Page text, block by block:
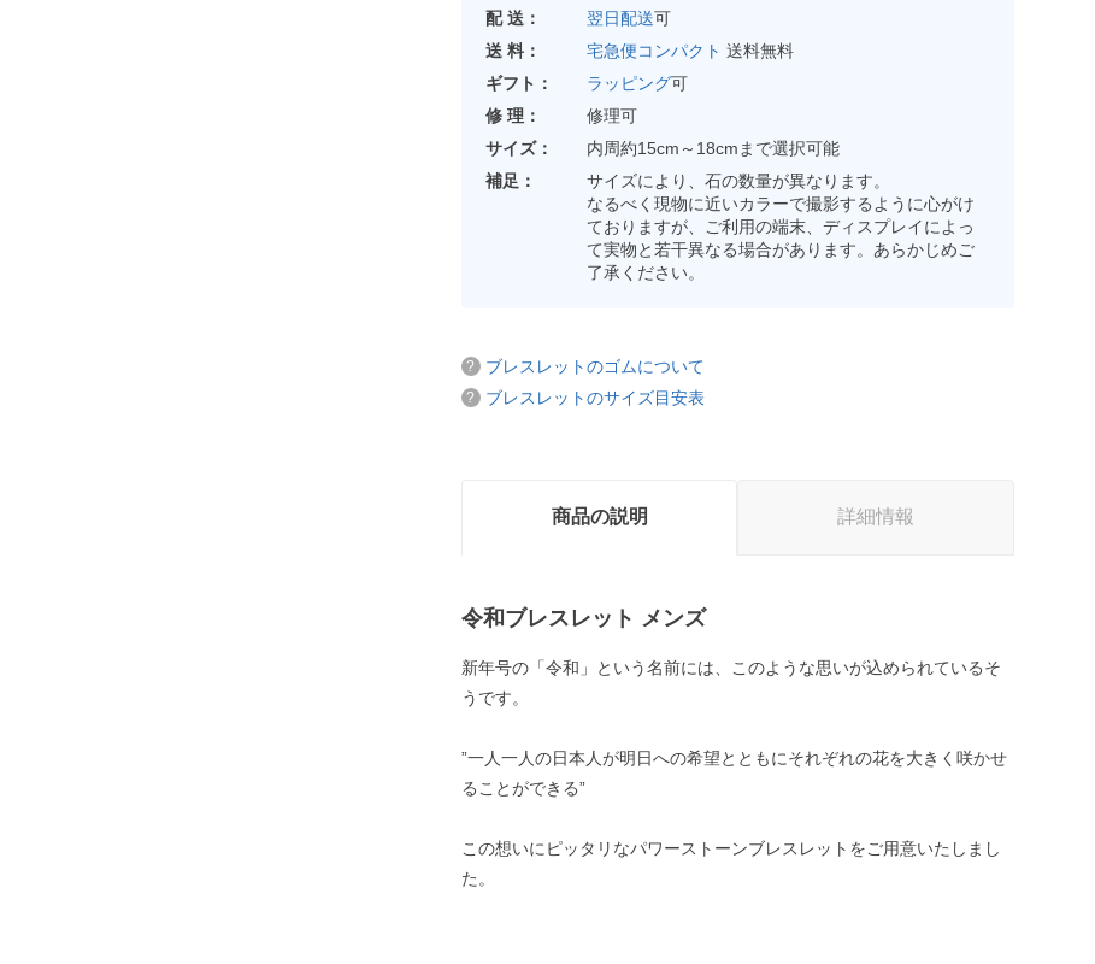
配 送： 翌日配送可
送 料：
宅急便コンパクト 送料無料
ギフト：
ラッピング可
修 理：
修理可
サイズ：
内周約15cm～18cmまで選択可能
補足：
サイズにより、石の数量が異なります。
なるべく現物に近いカラーで撮影するように心がけ
ておりますが、ご利用の端末、ディスプレイによっ
て実物と若干異なる場合があります。あらかじめご
了承ください。
ブレスレットのゴムについて
ブレスレットのサイズ目安表
商品の説明 詳細情報
令和ブレスレット メンズ
新年号の「令和」という名前には、このような思いが込められているそ
うです。
”一人一人の日本人が明日への希望とともにそれぞれの花を大きく咲かせ
ることができる”
この想いにピッタリなパワーストーンブレスレットをご用意いたしまし
た。